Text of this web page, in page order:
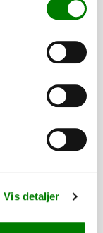
Vis detaljer
PÅ LAGER